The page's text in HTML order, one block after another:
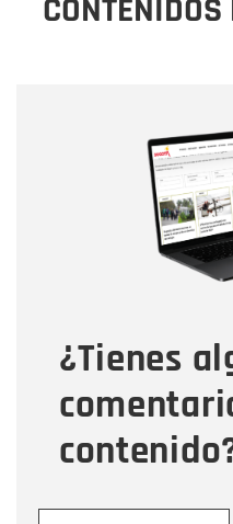
¿Tienes
Correo electrónico
Tipo de comentario
Mensaje